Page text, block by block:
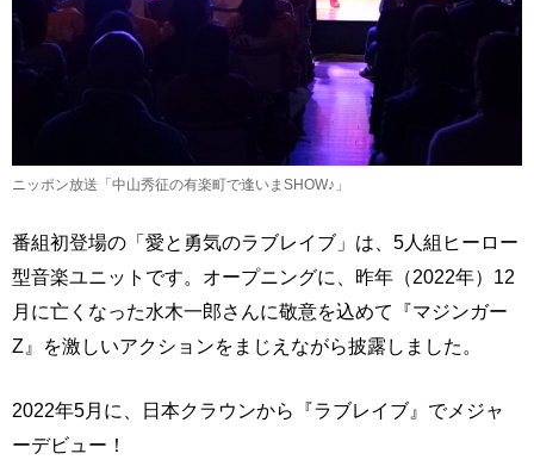
ニッポン放送「中山秀征の有楽町で逢いまSHOW♪」
番組初登場の「愛と勇気のラブレイブ」は、5人組ヒーロー
型音楽ユニットです。オープニングに、昨年（2022年）12
月に亡くなった水木一郎さんに敬意を込めて『マジンガー
Z』を激しいアクションをまじえながら披露しました。
2022年5月に、日本クラウンから『ラブレイブ』でメジャ
ーデビュー！